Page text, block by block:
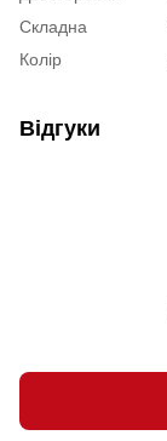
Складна
Колір
Відгуки